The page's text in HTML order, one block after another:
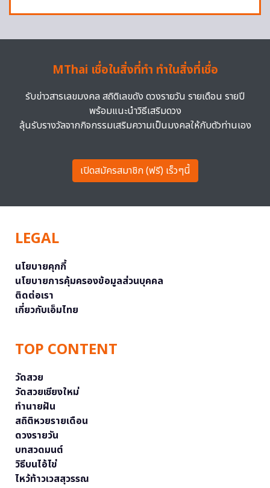
MThai เชื่อในสิ่งที่ทำ ทำในสิ่งที่เชื่อ
รับข่าวสารเลขมงคล สถิติเลขดัง ดวงรายวัน รายเดือน รายปี
พร้อมแนะนำวิธีเสริมดวง
ลุ้นรับรางวัลจากกิจกรรมเสริมความเป็นมงคลให้กับตัวท่านเอง
เปิดสมัครสมาชิก (ฟรี) เร็วๆนี้
LEGAL
นโยบายคุกกี้
นโยบายการคุ้มครองข้อมูลส่วนบุคคล
ติดต่อเรา
เกี่ยวกับเอ็มไทย
TOP CONTENT
วัดสวย
วัดสวยเชียงใหม่
ทำนายฝัน
สถิติหวยรายเดือน
ดวงรายวัน
บทสวดมนต์
วิธีบนไอ้ไข่
ไหว้ท้าวเวสสุวรรณ